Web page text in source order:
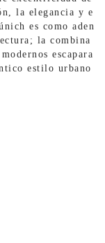
la elegancia y e
es como aden
la combina
escapara
estilo urbano